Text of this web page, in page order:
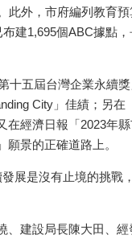
外，市府編列教育
建1,695個ABC據點
五屆台灣企業永續
City」佳績；另
經濟日報「2023年
景的正確道路上。
展是沒有止境的挑戰
建設局長陳大田、